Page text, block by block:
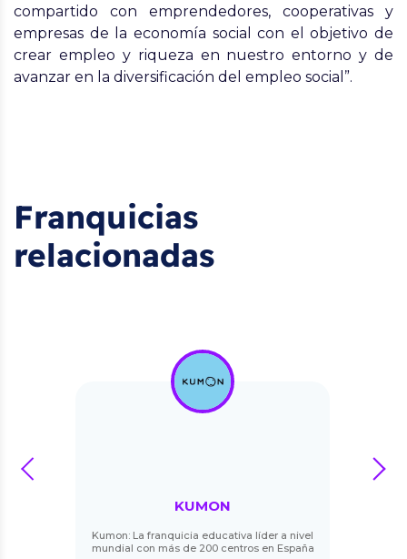
compartido con emprendedores, cooperativas y
empresas de la economía social con el objetivo de
crear empleo y riqueza en nuestro entorno y de
avanzar en la diversificación del empleo social”.
Franquicias
relacionadas
KUMON
Kumon: La franquicia educativa líder a nivel
mundial con más de 200 centros en España
prev next